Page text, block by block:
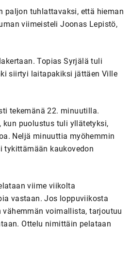
paljon tuhlattavaksi, että hieman
viimeisteli Joonas Lepistö,
Topias Syrjälä tuli
siirtyi laitapakiksi jättäen Ville
tekemänä 22. minuutilla.
kun puolustus tuli yllätetyksi,
Neljä minuuttia myöhemmin
tykittämään kaukovedon
viime viikolta
vastaan. Jos loppuviikosta
voimallista, tarjoutuu
Ottelu nimittäin pelataan